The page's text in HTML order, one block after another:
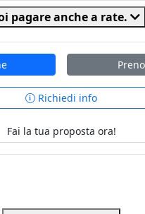
pagare anche a rate.
Richiedi info
Fai la tua proposta ora!